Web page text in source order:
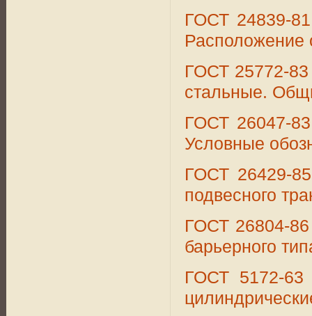
ГОСТ 24839-
Расположение
ГОСТ 25772-
стальные.
ГОСТ 26047-
Условные
ГОСТ 26429-
подвесного
ГОСТ 26804-
барьерного
ГОСТ 5172-63